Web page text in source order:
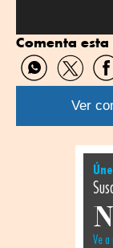
Comenta
Compartir
por
WhatsApp
por
Twitter
Ver
Ve a